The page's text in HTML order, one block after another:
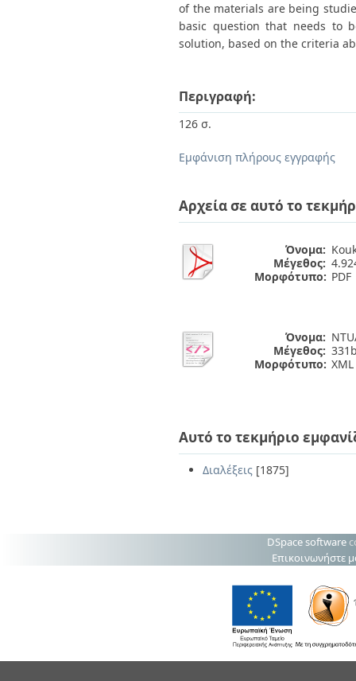
of the materials are being
basic question that needs to
solution, based on the criteria
Περιγραφή:
126 σ.
Εμφάνιση πλήρους εγγραφής
Αρχεία σε αυτό το
Όνομα:
Μέγεθος:
Μορφότυπο: PDF
Όνομα:
Μέγεθος:
Μορφότυπο: XML
Αυτό το τεκμήριο
Διαλέξεις [1875]
DSpace software
Επικοινωνήστε